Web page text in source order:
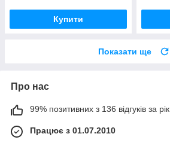
Купити
Показати ще
Про нас
99% позитивних з 136 відгуків за рік
Працює з 01.07.2010